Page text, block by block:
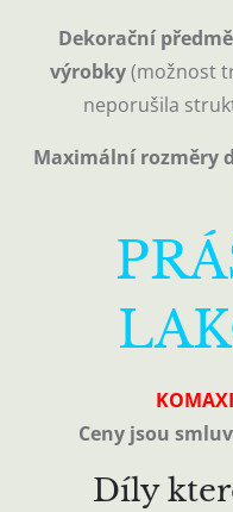
Dekorační
výrobky(možnost
neporušila
Maximální rozměry
Ceny jsou
Díly